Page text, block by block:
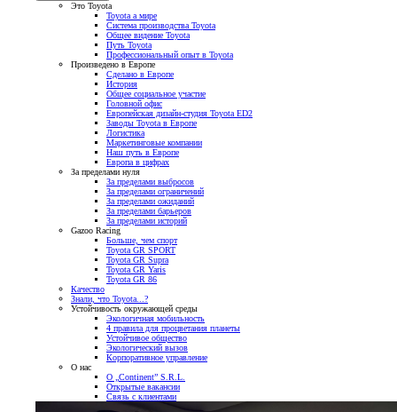
Это Toyota
Toyota а мире
Система производства Toyota
Общее видение Toyota
Путь Toyota
Профессиональный опыт в Toyota
Произведено в Европе
Сделано в Европе
История
Общее социальное участие
Головной офис
Европейская дизайн-студия Toyota ED2
Заводы Toyota в Европе
Логистика
Маркетинговые компании
Наш путь в Европе
Европа в цифрах
За пределами нуля
За пределами выбросов
За пределами ограничений
За пределами ожиданий
За пределами барьеров
За пределами историй
Gazoo Racing
Больше, чем спорт
Toyota GR SPORT
Toyota GR Supra
Toyota GR Yaris
Toyota GR 86
Качество
Знали, что Toyota...?
Устойчивость окружающей среды
Экологичная мобильность
4 правила для процветания планеты
Устойчивое общество
Экологический вызов
Корпоративное управление
О нас
О „Continent” S.R.L.
Открытые вакансии
Связь с клиентами